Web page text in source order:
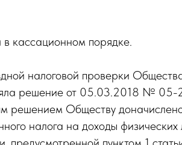
в кассационном порядке.
налоговой проверки
решение от 05.03.2018 № 05-
решением Обществу
налога на доходы